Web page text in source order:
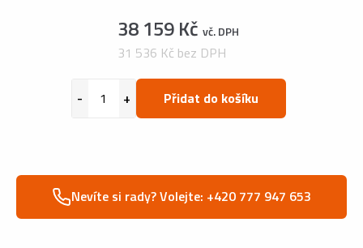
38 159 Kč vč. DPH
31 536 Kč bez DPH
Přidat do košíku
Nevíte si rady? Volejte: +420 777 947 653